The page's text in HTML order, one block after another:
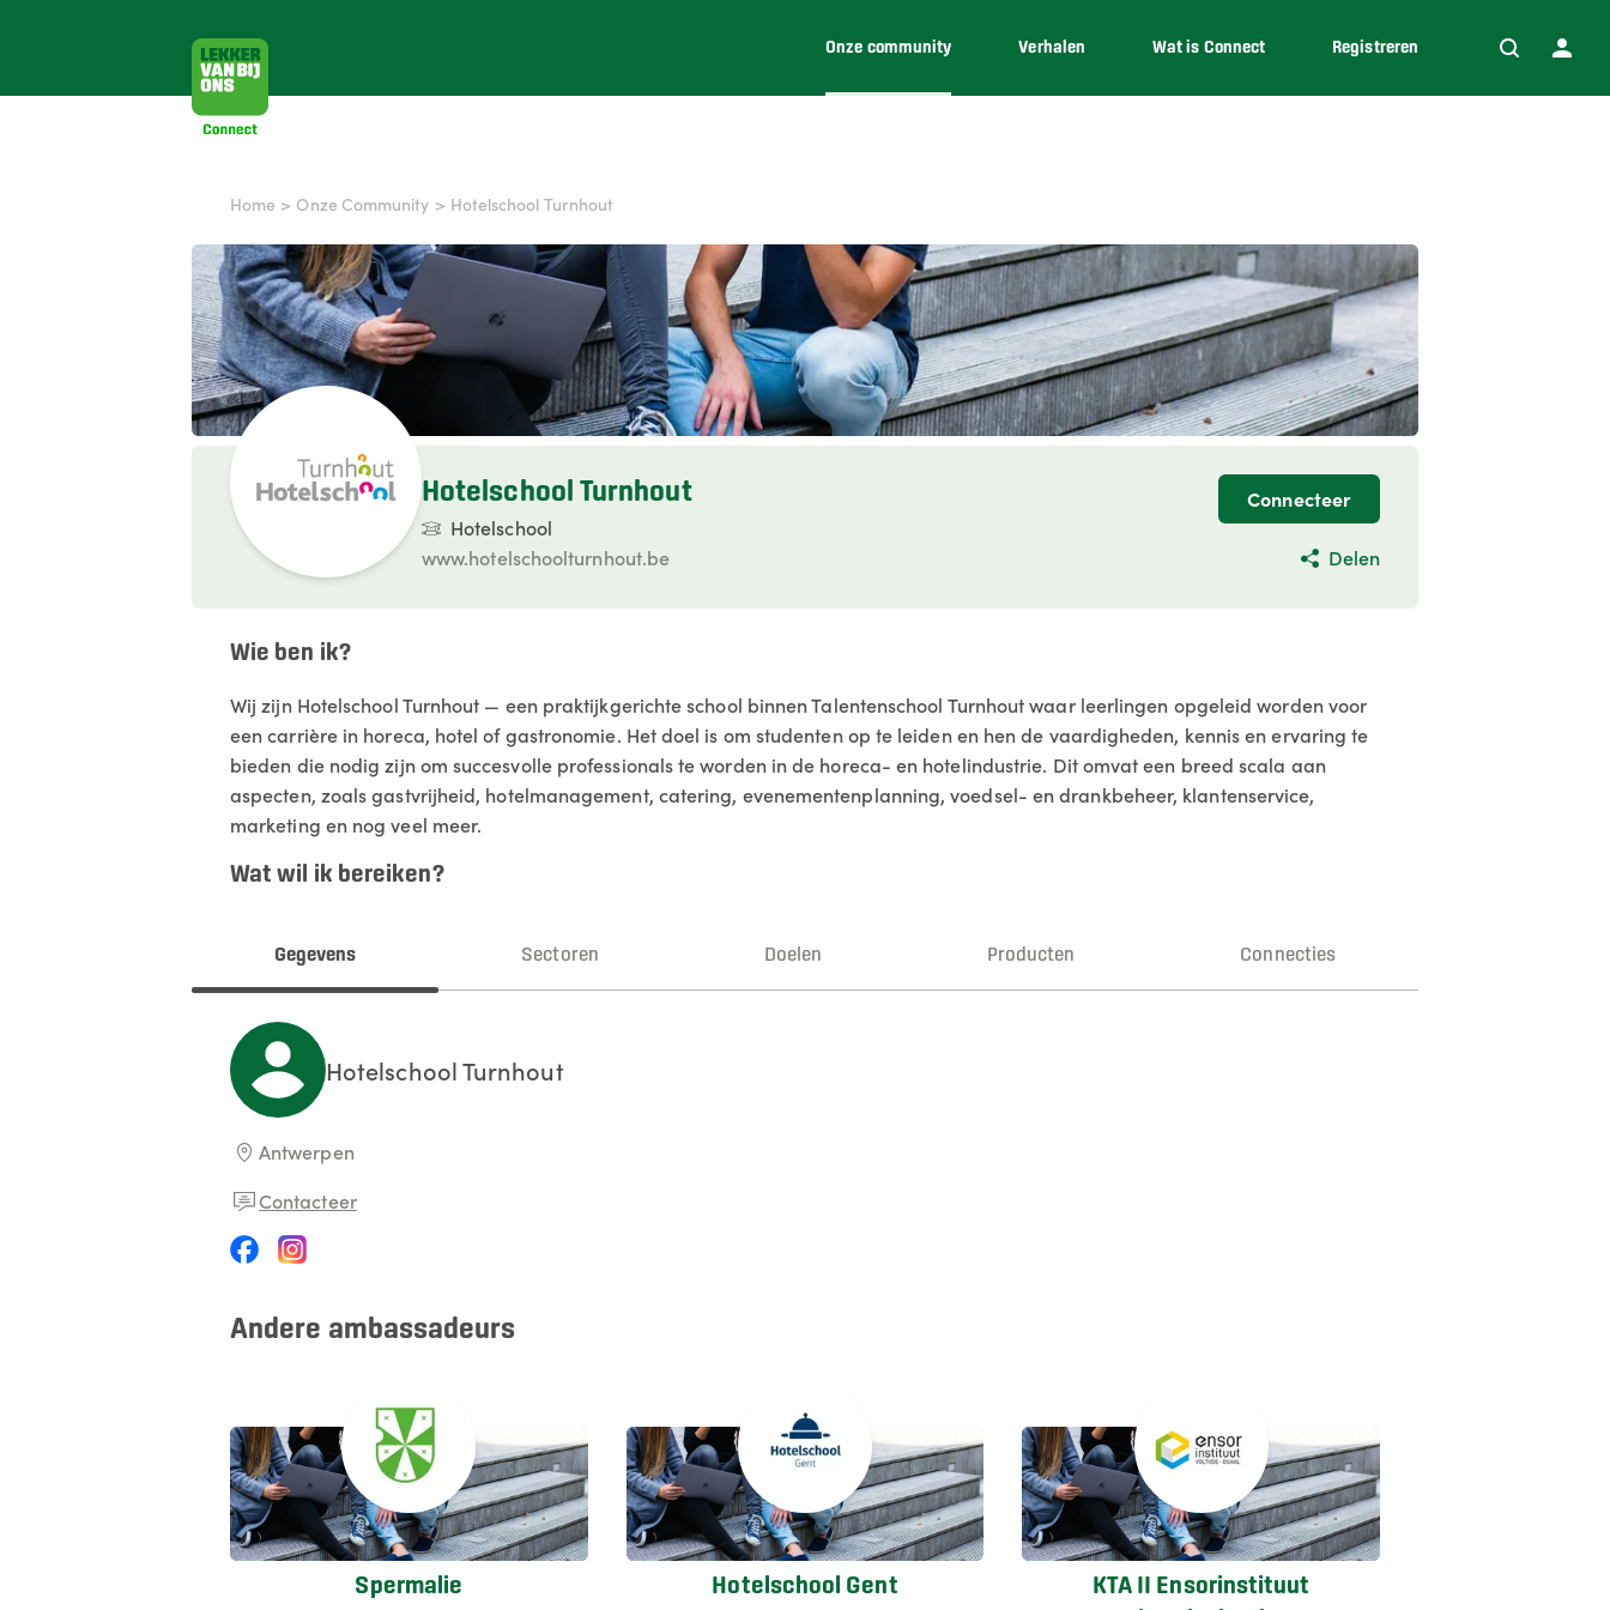
Onze community Verhalen Wat is Connect Registreren
Home > Onze Community > Hotelschool Turnhout
Hotelschool Turnhout
Hotelschool
www.hotelschoolturnhout.be
Connecteer
Delen
Wie ben ik?
Wij zijn Hotelschool Turnhout — een praktijkgerichte school binnen Talentenschool Turnhout waar leerlingen opgeleid worden voor
een carrière in horeca, hotel of gastronomie. Het doel is om studenten op te leiden en hen de vaardigheden, kennis en ervaring te
bieden die nodig zijn om succesvolle professionals te worden in de horeca- en hotelindustrie. Dit omvat een breed scala aan
aspecten, zoals gastvrijheid, hotelmanagement, catering, evenementenplanning, voedsel- en drankbeheer, klantenservice,
marketing en nog veel meer.
Wat wil ik bereiken?
Gegevens Sectoren Doelen Producten Connecties
HotelschoolTurnhout
Antwerpen
Contacteer
Andere ambassadeurs
Spermalie Hotelschool Gent
KTA II Ensorinstituut